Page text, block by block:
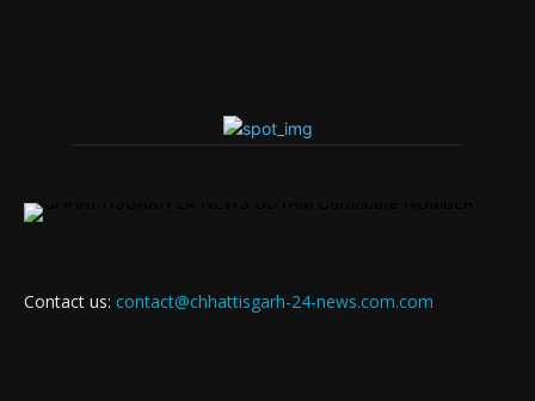
Contact us: contact@chhattisgarh-24-news.com.com